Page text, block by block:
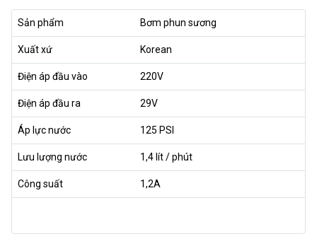
Sản phẩm Bơm phun sương
Xuất xứ Korean
Điện áp đầu vào 220V
Điện áp đầu ra 29V
Áp lực nước 125 PSI
Lưu lượng nước 1,4 lít / phút
Công suất 1,2A